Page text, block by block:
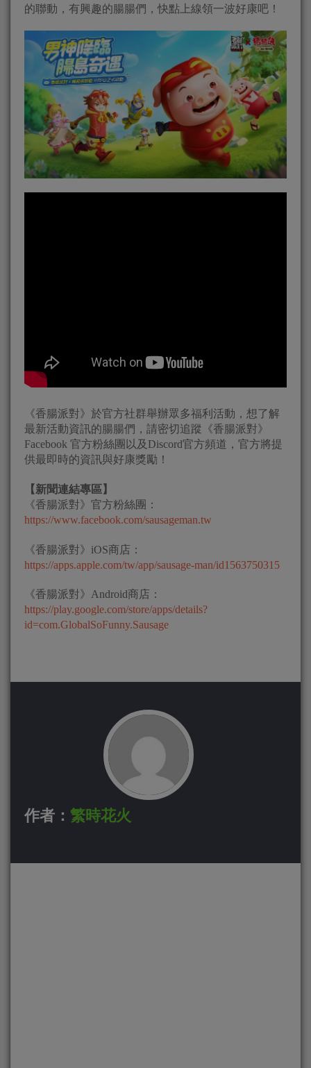
的聯動，有興趣的腸腸們，快點上線領一波好康吧！
《香腸派對》於官方社群舉辦眾多福利活動，想了解
最新活動資訊的腸腸們，請密切追蹤《香腸派對》
Facebook 官方粉絲團以及Discord官方頻道，官方將提
供最即時的資訊與好康獎勵！
【新聞連結專區】
《香腸派對》官方粉絲團：
https://www.facebook.com/sausageman.tw
《香腸派對》iOS商店：
https://apps.apple.com/tw/app/sausage-man/id1563750315
《香腸派對》Android商店：
https://play.google.com/store/apps/details?
id=com.GlobalSoFunny.Sausage
作者： 繁時花火